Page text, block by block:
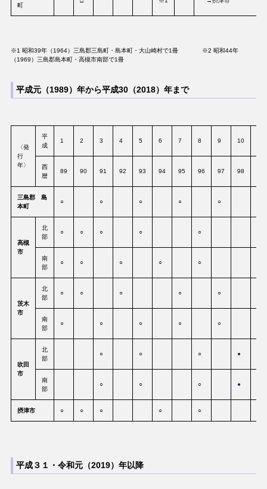
町
※1 昭和39年（1964）三島郡三島町・島本町・大山崎村で1冊 ※2 昭和44年
（1969）三島郡島本町・高槻市南部で1冊
平成元（1989）年から平成30（2018）年まで
〈発
行
年〉
平
成
1 2 3 4 5 6 7 8 9 10
西
暦
89 90 91 92 93 94 95 96 97 98
三島郡 島
本町
○ ○ ○ ○ ○
高槻
市
北
部
○ ○ ○ ○ ○
南
部
○ ○ ○ ○ ○
茨木
市
北
部
○ ○ ○ ○ ○
南
部
○ ○ ○ ○ ○
吹田
市
北
部
○ ○ ○ ●
南
部
○ ○ ○ ●
摂津市 ○ ○ ○ ○ ○
平成３１・令和元（2019）年以降